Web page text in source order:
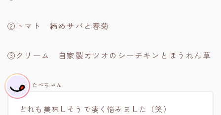
②トマト 締めサバと春菊
③クリーム 自家製カツオのシーチキンとほうれん草
どれも美味しそうで凄く悩みました（笑）
たべちゃん